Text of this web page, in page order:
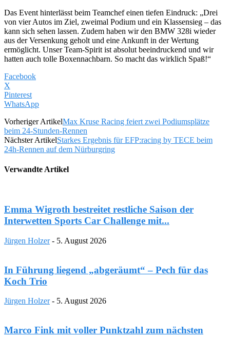
Das Event hinterlässt beim Teamchef einen tiefen Eindruck: „Drei
von vier Autos im Ziel, zweimal Podium und ein Klassensieg – das
kann sich sehen lassen. Zudem haben wir den BMW 328i wieder
aus der Versenkung geholt und eine Ankunft in der Wertung
ermöglicht. Unser Team-Spirit ist absolut beeindruckend und wir
hatten auch tolle Boxennachbarn. So macht das wirklich Spaß!“
Facebook
X
Pinterest
WhatsApp
Vorheriger ArtikelMax Kruse Racing feiert zwei Podiumsplätze
beim 24-Stunden-Rennen
Nächster ArtikelStarkes Ergebnis für EFP:racing by TECE beim
24h-Rennen auf dem Nürburgring
Verwandte Artikel
Emma Wigroth bestreitet restliche Saison der
Interwetten Sports Car Challenge mit...
Jürgen Holzer - 5. August 2026
In Führung liegend „abgeräumt“ – Pech für das
Koch Trio
Jürgen Holzer - 5. August 2026
Marco Fink mit voller Punktzahl zum nächsten